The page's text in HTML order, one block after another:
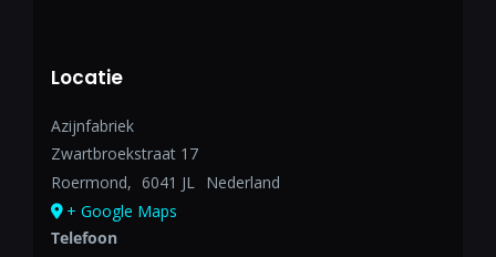
Locatie
Azijnfabriek
Zwartbroekstraat 17
Roermond, 6041 JL Nederland
+ Google Maps
Telefoon